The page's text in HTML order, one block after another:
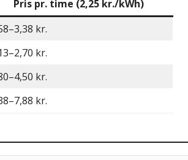
Pris pr. time (2,25 kr./kWh)
kr.
kr.
kr.
kr.